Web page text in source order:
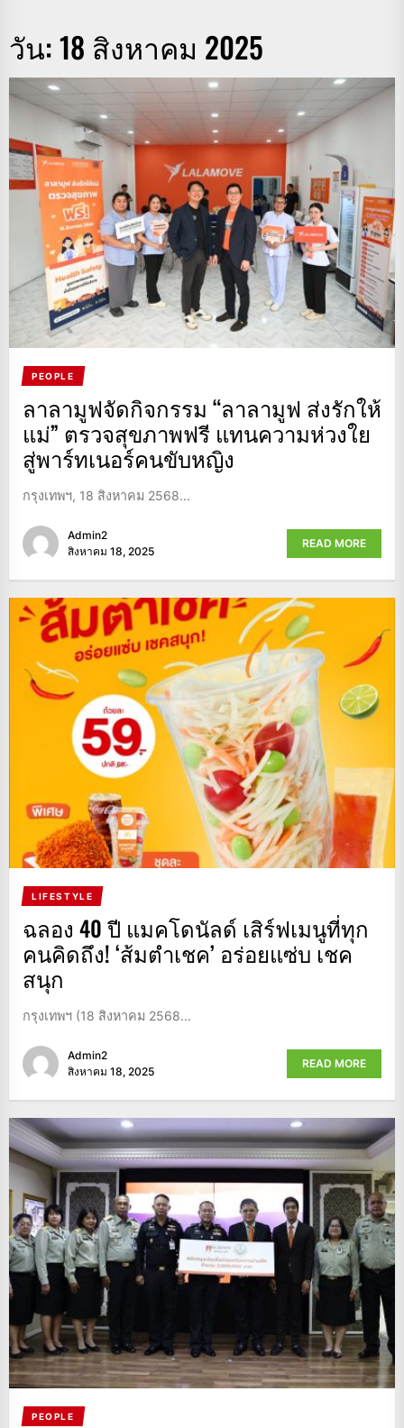
วัน:18 สิงหาคม 2025
PEOPLE
ลาลามูฟจัดกิจกรรม “ลาลามูฟ ส่งรักให้
แม่” ตรวจสุขภาพฟรี แทนความห่วงใย
สู่พาร์ทเนอร์คนขับหญิง
กรุงเทพฯ, 18 สิงหาคม 2568...
Admin2
สิงหาคม 18, 2025
READ MORE
LIFESTYLE
ฉลอง 40 ปี แมคโดนัลด์ เสิร์ฟเมนูที่ทุก
คนคิดถึง! ‘ส้มตำเชค’ อร่อยแซ่บ เชค
สนุก
กรุงเทพฯ (18 สิงหาคม 2568...
Admin2
สิงหาคม 18, 2025
READ MORE
PEOPLE